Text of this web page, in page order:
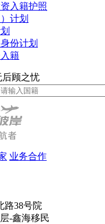
入籍护照
计划
份计划
籍
后顾之忧
业务合作
路38号院
-鑫海移民